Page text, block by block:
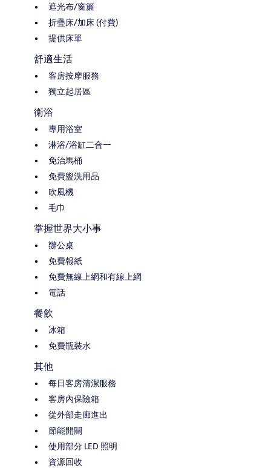
遮光布/窗簾
折疊床/加床 (付費)
提供床單
舒適生活
客房按摩服務
獨立起居區
衛浴
專用浴室
淋浴/浴缸二合一
免治馬桶
免費盥洗用品
吹風機
毛巾
掌握世界大小事
辦公桌
免費報紙
免費無線上網和有線上網
電話
餐飲
冰箱
免費瓶裝水
其他
每日客房清潔服務
客房內保險箱
從外部走廊進出
節能開關
使用部分 LED 照明
資源回收